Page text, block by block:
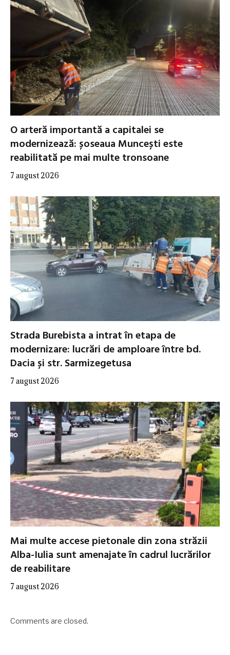
O arteră importantă a capitalei se
modernizează: șoseaua Muncești este
reabilitată pe mai multe tronsoane
7 august 2026
Strada Burebista a intrat în etapa de
modernizare: lucrări de amploare între bd.
Dacia și str. Sarmizegetusa
7 august 2026
Mai multe accese pietonale din zona străzii
Alba-Iulia sunt amenajate în cadrul lucrărilor
de reabilitare
7 august 2026
Comments are closed.